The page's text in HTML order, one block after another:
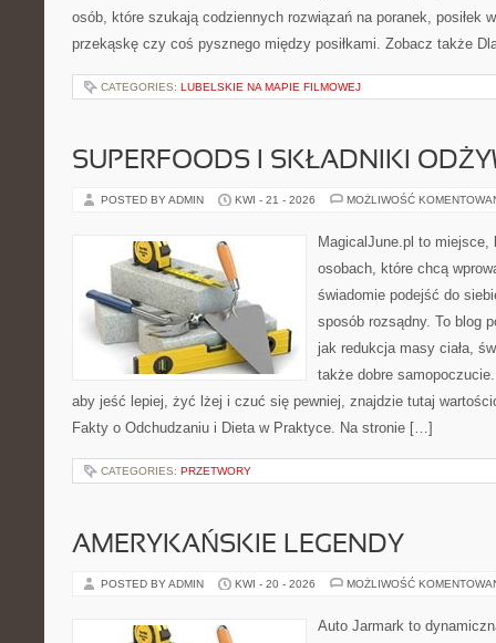
osób, które szukają codziennych rozwiązań na poranek, posiłek
przekąskę czy coś pysznego między posiłkami. Zobacz także
CATEGORIES: LUBELSKIE NA MAPIE FILMOWEJ
SUPERFOODS I SKŁADNIKI
POSTED BY ADMIN KWI - 21 - 2026 MOŻLIWOŚĆ
MagicalJune.pl to miejsce,
osobach, które chcą
świadomie podejść do
sposób rozsądny. To blog
jak redukcja masy ciała,
także dobre
aby jeść lepiej, żyć lżej i czuć się pewniej, znajdzie tutaj
Fakty o Odchudzaniu i Dieta w Praktyce. Na stronie […]
CATEGORIES: PRZETWORY
AMERYKAŃSKIE LEGENDY
POSTED BY ADMIN KWI - 20 - 2026 MOŻLIWOŚĆ
Auto Jarmark to